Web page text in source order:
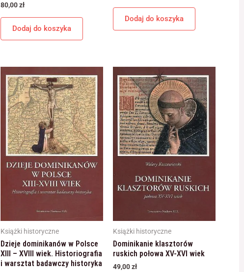
80,00zł
Dodaj do koszyka
Dodaj do koszyka
Książki historyczne
Dzieje dominikanów w Polsce
XIII – XVIII wiek. Historiografia
i warsztat badawczy historyka
Książki historyczne
Dominikanie klasztorów
ruskich połowa XV-XVI wiek
49,00zł